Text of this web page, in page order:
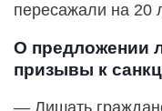
пересажали на 20
О предложении
призывы к